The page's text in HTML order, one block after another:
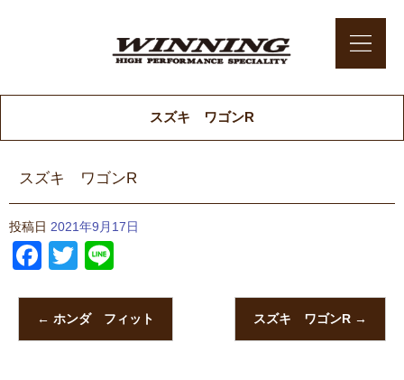
スズキ ワゴンR
スズキ ワゴンR
投稿日 2021年9月17日
Facebook
Twitter
← ホンダ フィット スズキ ワゴンR →